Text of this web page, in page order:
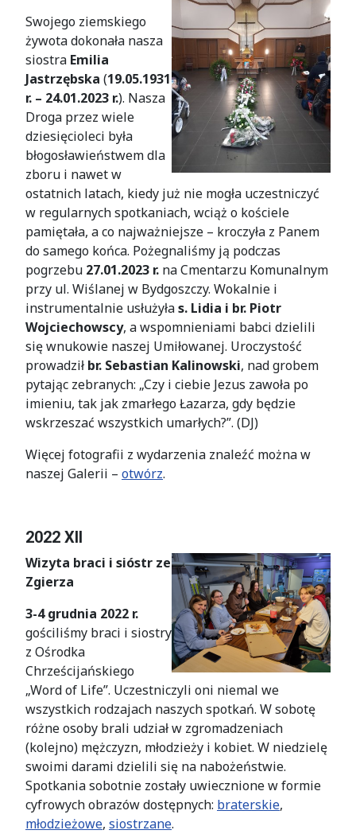
Swojego ziemskiego
żywota dokonała nasza
siostra Emilia
Jastrzębska (19.05.1931
r. – 24.01.2023 r.). Nasza
Droga przez wiele
dziesięcioleci była
błogosławieństwem dla
zboru i nawet w
ostatnich latach, kiedy już nie mogła uczestniczyć
w regularnych spotkaniach, wciąż o kościele
pamiętała, a co najważniejsze – kroczyła z Panem
do samego końca. Pożegnaliśmy ją podczas
pogrzebu 27.01.2023 r. na Cmentarzu Komunalnym
przy ul. Wiślanej w Bydgoszczy. Wokalnie i
instrumentalnie usłużyłas. Lidia i br. Piotr
Wojciechowscy, a wspomnieniami babci dzielili
się wnukowie naszej Umiłowanej. Uroczystość
prowadził br. Sebastian Kalinowski, nad grobem
pytając zebranych: „Czy i ciebie Jezus zawoła po
imieniu, tak jak zmarłego Łazarza, gdy będzie
wskrzeszać wszystkich umarłych?”. (DJ)
Więcej fotografii z wydarzenia znaleźć można w
naszej Galerii – otwórz.
2022 XII
Wizyta braci i sióstr ze
Zgierza
3-4 grudnia 2022 r.
gościliśmy braci i siostry
z Ośrodka
Chrześcijańskiego
„Word of Life”. Uczestniczyli oni niemal we
wszystkich rodzajach naszych spotkań. W sobotę
różne osoby brali udział w zgromadzeniach
(kolejno) mężczyzn, młodzieży i kobiet. W niedzielę
swoimi darami dzielili się na nabożeństwie.
Spotkania sobotnie zostały uwiecznione w formie
cyfrowych obrazów dostępnych: braterskie,
młodzieżowe, siostrzane.